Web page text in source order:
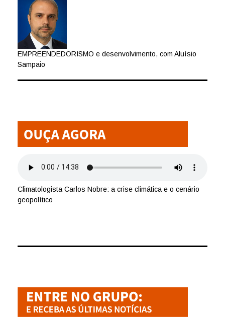
EMPREENDEDORISMO e desenvolvimento, com Aluísio
Sampaio
Climatologista Carlos Nobre: a crise climática e o cenário
geopolítico